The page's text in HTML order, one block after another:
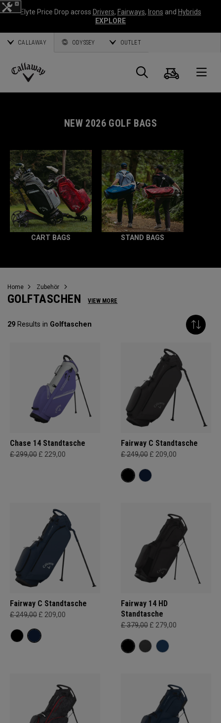
Elyte Price Drop across Drivers, Fairways, Irons and Hybrids
EXPLORE
CALLAWAY ODYSSEY OUTLET
Callaway
Suche
NEW 2026 GOLF BAGS
CART BAGS STAND BAGS
Home Zubehör
GOLFTASCHEN VIEW MORE
29 Results in Golftaschen
Chase 14 Standtasche
£ 299,00 £ 229,00
Fairway C Standtasche
£ 249,00 £ 209,00
Fairway C Standtasche
£ 249,00 £ 209,00
Fairway 14 HD
Standtasche
£ 379,00 £ 279,00